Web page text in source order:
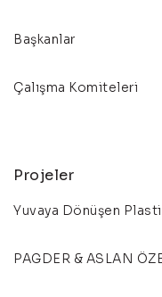
Başkanlar
Çalışma Komiteleri
Projeler
Yuvaya Dönüşen
PAGDER & ASLAN